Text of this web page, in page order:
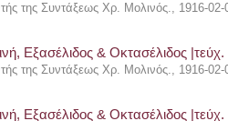
της Συντάξεως Χρ. Μολινός., 1916-02-
Εξασέλιδος & Οκτασέλιδος
της Συντάξεως Χρ. Μολινός., 1916-02-
Εξασέλιδος & Οκτασέλιδος